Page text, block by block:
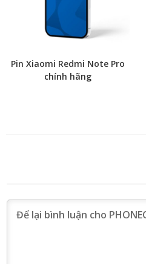
Pin Xiaomi Redmi Note Pro
chính hãng